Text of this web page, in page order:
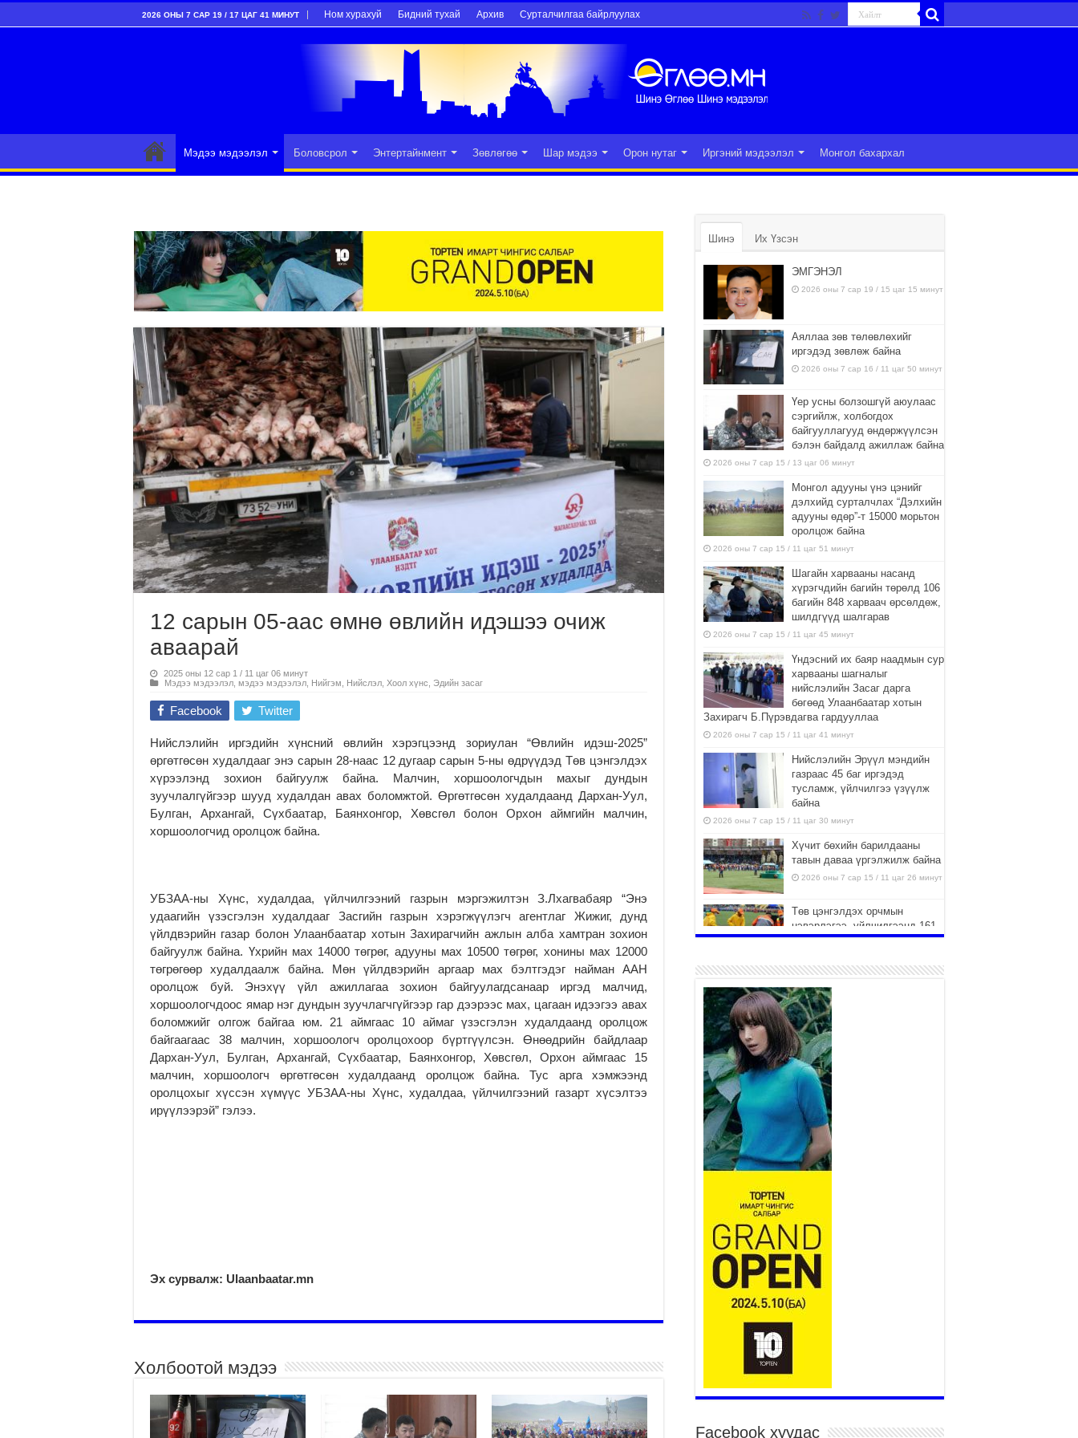
2026 ОНЫ 7 САР 19 / 17 ЦАГ 41 МИНУТ Ном хурахуй Бидний тухай Архив Сурталчилгаа байрлуулах
Мэдээ мэдээлэл Боловсрол Энтертайнмент Зөвлөгөө Шар мэдээ Орон нутаг Иргэний мэдээлэл Монгол бахархал
12 сарын 05-аас өмнө өвлийн идэшээ очиж
аваарай
2025 оны 12 сар 1 / 11 цаг 06 минут
Мэдээ мэдээлэл мэдээ мэдээлэл Нийгэм Нийслэл Хоол хүнс Эдийн засаг
Facebook Twitter
Нийслэлийн иргэдийн хүнсний өвлийн хэрэгцээнд зориулан “Өвлийн идэш-2025”
өргөтгөсөн худалдааг энэ сарын 28-наас 12 дугаар сарын 5-ны өдрүүдэд Төв цэнгэлдэх
хүрээлэнд зохион байгуулж байна. Малчин, хоршоологчдын махыг дундын
зуучлалгүйгээр шууд худалдан авах боломжтой. Өргөтгөсөн худалдаанд Дархан-Уул,
Булган, Архангай, Сүхбаатар, Баянхонгор, Хөвсгөл болон Орхон аймгийн малчин,
хоршоологчид оролцож байна.
УБЗАА-ны Хүнс, худалдаа, үйлчилгээний газрын мэргэжилтэн З.Лхагвабаяр “Энэ
удаагийн үзэсгэлэн худалдааг Засгийн газрын хэрэгжүүлэгч агентлаг Жижиг, дунд
үйлдвэрийн газар болон Улаанбаатар хотын Захирагчийн ажлын алба хамтран зохион
байгуулж байна. Үхрийн мах 14000 төгрөг, адууны мах 10500 төгрөг, хонины мах 12000
төгрөгөөр худалдаалж байна. Мөн үйлдвэрийн аргаар мах бэлтгэдэг найман ААН
оролцож буй. Энэхүү үйл ажиллагаа зохион байгуулагдсанаар иргэд малчид,
хоршоологчдоос ямар нэг дундын зуучлагчгүйгээр гар дээрээс мах, цагаан идээгээ авах
боломжийг олгож байгаа юм. 21 аймгаас 10 аймаг үзэсгэлэн худалдаанд оролцож
байгаагаас 38 малчин, хоршоологч оролцохоор бүртгүүлсэн. Өнөөдрийн байдлаар
Дархан-Уул, Булган, Архангай, Сүхбаатар, Баянхонгор, Хөвсгөл, Орхон аймгаас 15
малчин, хоршоологч өргөтгөсөн худалдаанд оролцож байна. Тус арга хэмжээнд
оролцохыг хүссэн хүмүүс УБЗАА-ны Хүнс, худалдаа, үйлчилгээний газарт хүсэлтээ
ирүүлээрэй” гэлээ.
Эх сурвалж: Ulaanbaatar.mn
Холбоотой мэдээ
Шинэ Их Үзсэн
ЭМГЭНЭЛ
2026 оны 7 сар 19 / 15 цаг 15 минут
Аяллаа зөв төлөвлөхийг
иргэдэд зөвлөж байна
2026 оны 7 сар 16 / 11 цаг 50 минут
Үер усны болзошгүй аюулаас
сэргийлж, холбогдох
байгууллагууд өндөржүүлсэн
бэлэн байдалд ажиллаж байна
2026 оны 7 сар 15 / 13 цаг 06 минут
Монгол адууны үнэ цэнийг
дэлхийд сурталчлах “Дэлхийн
адууны өдөр”-т 15000 морьтон
оролцож байна
2026 оны 7 сар 15 / 11 цаг 51 минут
Шагайн харвааны насанд
хүрэгчдийн багийн төрөлд 106
багийн 848 харваач өрсөлдөж,
шилдгүүд шалгарав
2026 оны 7 сар 15 / 11 цаг 45 минут
Үндэсний их баяр наадмын сур
харвааны шагналыг
нийслэлийн Засаг дарга
бөгөөд Улаанбаатар хотын
Захирагч Б.Пүрэвдагва гардууллаа
2026 оны 7 сар 15 / 11 цаг 41 минут
Нийслэлийн Эрүүл мэндийн
газраас 45 баг иргэдэд
тусламж, үйлчилгээ үзүүлж
байна
2026 оны 7 сар 15 / 11 цаг 30 минут
Хүчит бөхийн барилдааны
тавын даваа үргэлжилж байна
2026 оны 7 сар 15 / 11 цаг 26 минут
Төв цэнгэлдэх орчмын
цэвэрлэгээ, үйлчилгээнд 161
ажилтан, 27 техниктэй
2026 оны 7 сар 15 / 11 цаг 22 минут
Наадмын амралтын өдрүүдэд
нийслэлийн эрүүл мэндийн
байгууллагууд дараах
хуваарийн дагуу ажиллана
2026 оны 7 сар 15 / 11 цаг 18 минут
Үндэсний их баяр наадам
эхэллээ
2026 оны 7 сар 15 / 11 цаг 14 минут
Үер усны аюулаас сэргийлж, нийслэлийн Онцгой
байдлын газрын 162 алба хаагч үүрэг гүйцэтгэж
байна
2026 оны 7 сар 15 / 11 цаг 07 минут
Үндэсний их сурын харваанд 850 харваач цэц
мэргэнээ сорьж байна
2026 оны 7 сар 15 / 11 цаг 03 минут
Төв цэнгэлдэхийн эргэн тойронд
2026 оны 7 сар 15 / 10 цаг 58 минут
Үндэсний их баяр наадмын шагайн харваа
насанд хүрэгчдийн багийн харваагаар
үргэлжилж байна
2026 оны 7 сар 15 / 10 цаг 52 минут
Үндэсний их баяр наадмын хүчит бөхийн
Facebook хуудас